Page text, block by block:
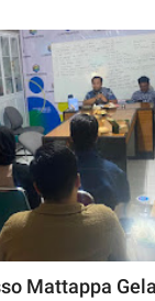
Mattappa